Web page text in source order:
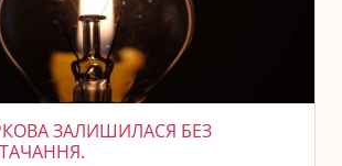
ЗАЛИШИЛАСЯ БЕЗ